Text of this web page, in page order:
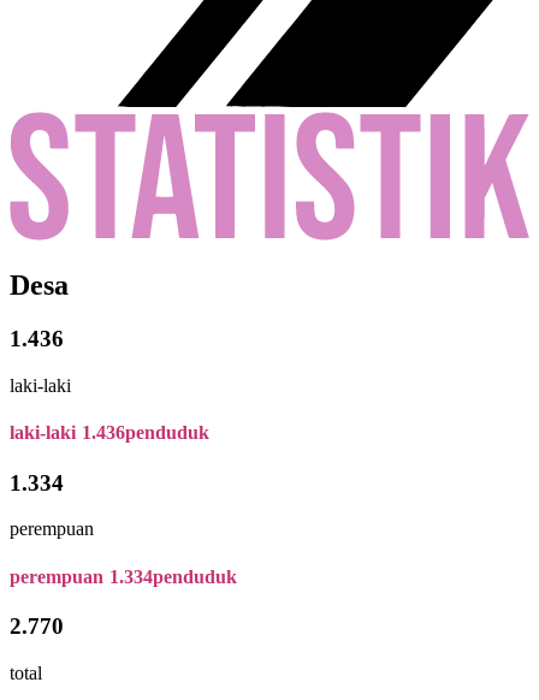
Desa
1.436
laki-laki
laki-laki 1.436penduduk
1.334
perempuan
perempuan 1.334penduduk
2.770
total